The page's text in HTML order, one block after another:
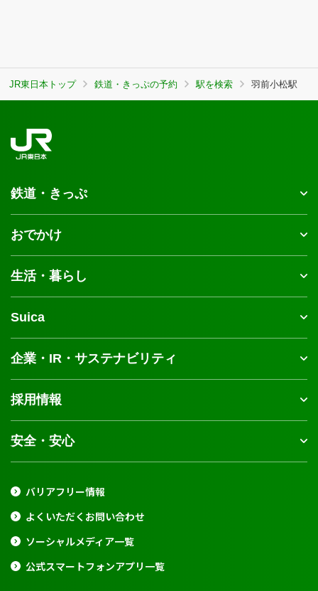
JR東日本トップ 鉄道・きっぷの予約 駅を検索 羽前小松駅
鉄道・きっぷ
おでかけ
生活・暮らし
Suica
企業・IR・サステナビリティ
採用情報
安全・安心
バリアフリー情報
よくいただくお問い合わせ
ソーシャルメディア一覧
公式スマートフォンアプリ一覧